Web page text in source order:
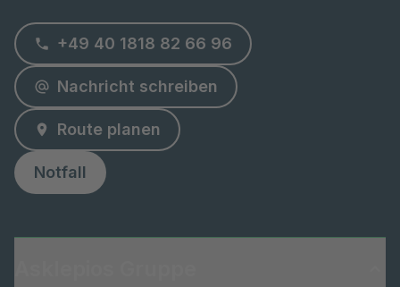
+49 40 1818 82 66 96
Nachricht schreiben
Route planen
Notfall